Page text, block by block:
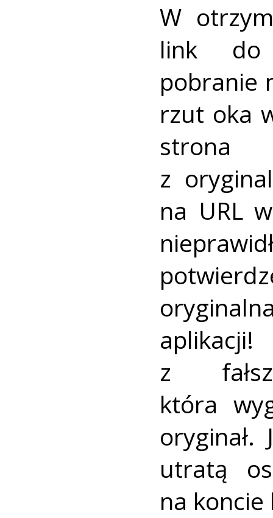
W
link do
pobranie
rzut oka
strona
z
na URL
aplikacji!
z
która
oryginał.
utratą
na